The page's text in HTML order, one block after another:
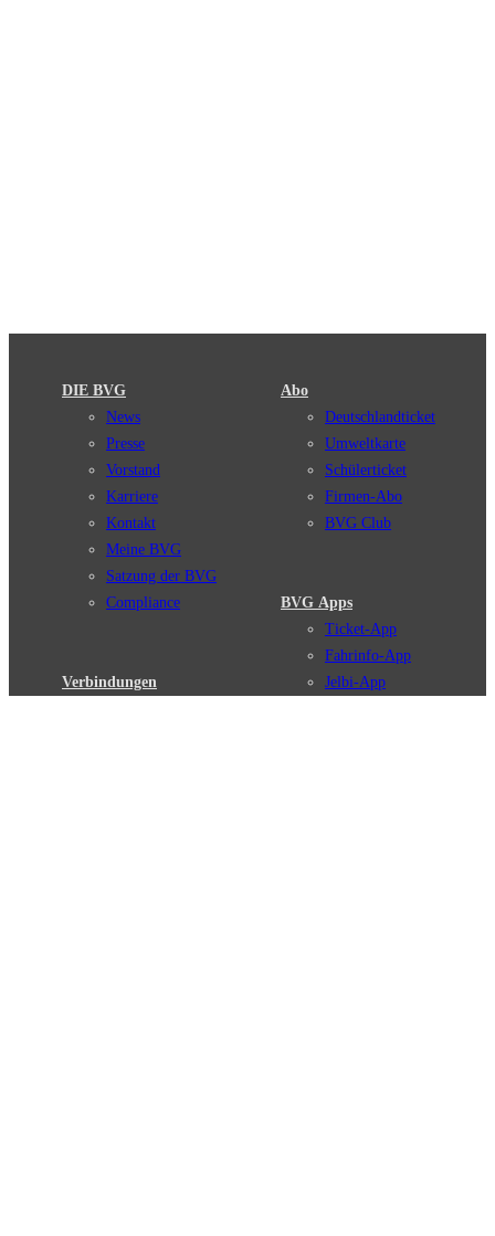
DIE BVG
News
Presse
Vorstand
Karriere
Kontakt
Meine BVG
Satzung der BVG
Compliance
Verbindungen
Abo
Deutschlandticket
Umweltkarte
Schülerticket
Firmen-Abo
BVG Club
BVG Apps
Ticket-App
Fahrinfo-App
Jelbi-App